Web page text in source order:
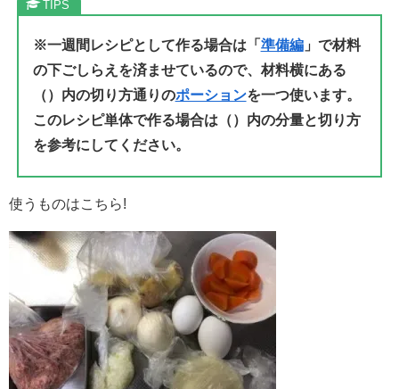
※一週間レシピとして作る場合は「 準備編」で材料
の下ごしらえを済ませているので、材料横にある
（）内の切り方通りのポーションを一つ使います。
このレシピ単体で作る場合は（）内の分量と切り方
を参考にしてください。
使うものはこちら!